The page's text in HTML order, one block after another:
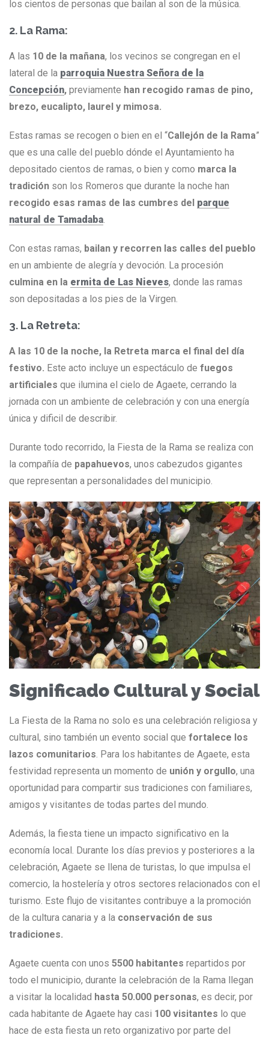
los cientos de personas que bailan al son de la música.
2. La Rama:
A las 10 de la mañana, los vecinos se congregan en el
lateral de la parroquia Nuestra Señora de la
Concepción, previamente han recogido ramas de pino,
brezo, eucalipto, laurel y mimosa.
Estas ramas se recogen o bien en el “Callejón de la Rama”
que es una calle del pueblo dónde el Ayuntamiento ha
depositado cientos de ramas, o bien y como marca la
tradición son los Romeros que durante la noche han
recogido esas ramas de las cumbres del parque
natural de Tamadaba.
Con estas ramas, bailan y recorren las calles del pueblo
en un ambiente de alegría y devoción. La procesión
culmina en la ermita de Las Nieves, donde las ramas
son depositadas a los pies de la Virgen.
3. La Retreta:
A las 10 de la noche, la Retreta marca el final del día
festivo. Este acto incluye un espectáculo de fuegos
artificiales que ilumina el cielo de Agaete, cerrando la
jornada con un ambiente de celebración y con una energía
única y dificil de describir.
Durante todo recorrido, la Fiesta de la Rama se realiza con
la compañía de papahuevos, unos cabezudos gigantes
que representan a personalidades del municipio.
Significado Cultural y Social
La Fiesta de la Rama no solo es una celebración religiosa y
cultural, sino también un evento social que fortalece los
lazos comunitarios. Para los habitantes de Agaete, esta
festividad representa un momento de unión y orgullo, una
oportunidad para compartir sus tradiciones con familiares,
amigos y visitantes de todas partes del mundo.
Además, la fiesta tiene un impacto significativo en la
economía local. Durante los días previos y posteriores a la
celebración, Agaete se llena de turistas, lo que impulsa el
comercio, la hostelería y otros sectores relacionados con el
turismo. Este flujo de visitantes contribuye a la promoción
de la cultura canaria y a la conservación de sus
tradiciones.
Agaete cuenta con unos 5500 habitantes repartidos por
todo el municipio, durante la celebración de la Rama llegan
a visitar la localidad hasta 50.000 personas, es decir, por
cada habitante de Agaete hay casi 100 visitantes lo que
hace de esta fiesta un reto organizativo por parte del